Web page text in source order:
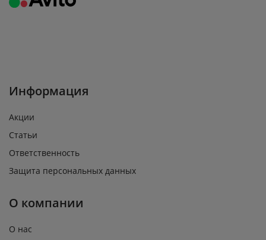
Информация
Акции
Статьи
Ответственность
Защита персональных данных
О компании
О нас